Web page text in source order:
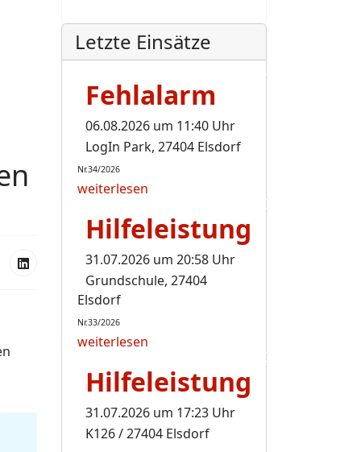
Letzte Einsätze
Fehlalarm
06.08.2026 um 11:40 Uhr
LogIn Park, 27404 Elsdorf
Nr.34/2026
weiterlesen
Hilfeleistung
31.07.2026 um 20:58 Uhr
Grundschule, 27404
Elsdorf
Nr.33/2026
weiterlesen
Hilfeleistung
31.07.2026 um 17:23 Uhr
K126 / 27404 Elsdorf